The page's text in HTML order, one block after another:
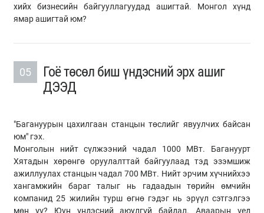
хийх бизнесийн байгууллагуудад ашигтай. Монгол хүнд
ямар ашигтай юм?
05
Гоё төсөл биш үндэсний эрх ашиг
ДЭЭД
"Багануурын цахилгаан станцын төслийг явуулчих байсан
юм" гэх.
Монголын нийт сүлжээний чадал 1000 МВт. Багануурт
Хятадын хөрөнгө оруулалттай байгуулаад тэд эзэмшиж
ажиллуулах станцын чадал 700 МВт. Нийт эрчим хүчнийхээ
хангамжийн бараг талыг нь гадаадын төрийн өмчийн
компанид 25 жилийн турш өгнө гэдэг нь эрүүл сэтгэлгээ
мөн үү? Юун үндэсний аюулгүй байдал. Аваарын үед